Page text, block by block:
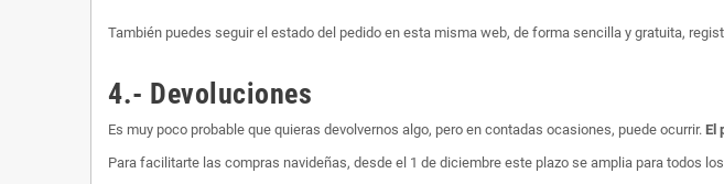
También puedes seguir el estado del pedido en esta misma web, de forma sencilla y gratuita,
4.- Devoluciones
Es muy poco probable que quieras devolvernos algo, pero en contadas ocasiones, puede ocurrir. El
Para facilitarte las compras navideñas, desde el 1 de diciembre este plazo se amplia para todos